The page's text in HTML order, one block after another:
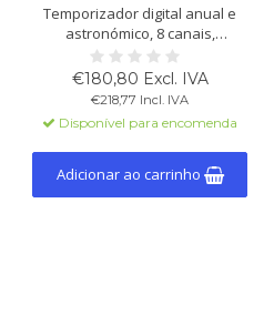
Temporizador digital anual e
astronómico, 8 canais,
programação via app e PC (BLE,
OBELISK), KNX Data Secure,
trilho DIN, 800 memórias,
DCF/GNSS.
€180,80 Excl. IVA
€218,77 Incl. IVA
Disponível para encomenda
Adicionar ao carrinho